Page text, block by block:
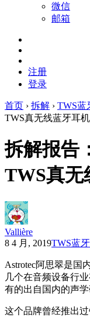
微信
邮箱
注册
登录
首页 › 拆解 › TWS蓝
TWS真无线蓝牙耳机
拆解报告
TWS真无
Vallière
8 4 月, 2019TWS蓝
Astrotec阿思翠是国
几个在音频设备行
有的出自国内的声
这个品牌曾经推出